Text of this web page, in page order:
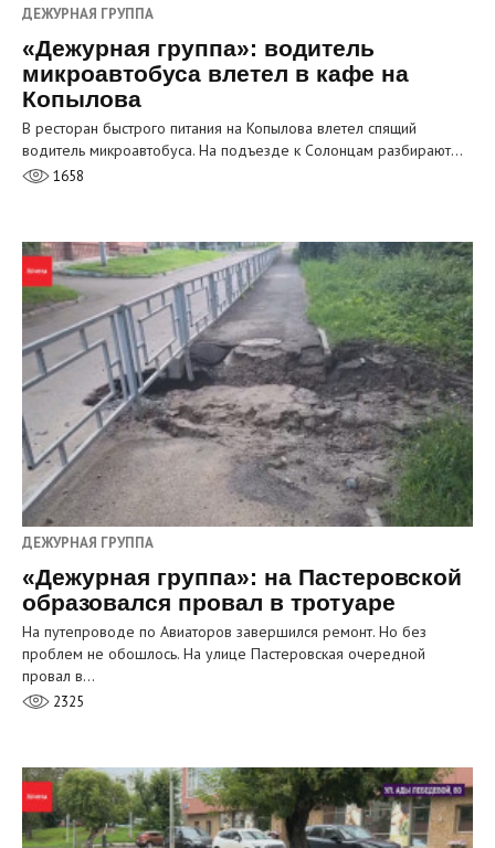
ДЕЖУРНАЯ ГРУППА
«Дежурная группа»: водитель
микроавтобуса влетел в кафе на
Копылова
В ресторан быстрого питания на Копылова влетел спящий
водитель микроавтобуса. На подъезде к Солонцам разбирают…
1658
ДЕЖУРНАЯ ГРУППА
«Дежурная группа»: на Пастеровской
образовался провал в тротуаре
На путепроводе по Авиаторов завершился ремонт. Но без
проблем не обошлось. На улице Пастеровская очередной
провал в…
2325